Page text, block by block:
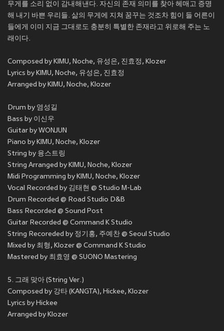
무게를 소리 없이 감내해낸다. 자신의 존재 의미를 찾아 헤매고 증명
해 내기 바쁜 우리들. 삶의 무게에 지쳐 꿈꾸는 것조차 힘이 들 어른이
들에게 이미 지금 그대로도 충분히 특별한 존재라고 위로해 주는 노
래이다.
Composed by KIMU, Noche, 유성은, 진효정, Klozer
Lyrics by KIMU, Noche, 유성은, 진효정
Arranged by KIMU, Noche, Klozer
Drum by 염성길
Bass by 이신우
Guitar by WONJUN
Piano by KIMU, Noche, Klozer
String by 융스트링
String Arranged by KIMU, Noche, Klozer
Midi Programming by KIMU, Noche, Klozer
Vocal Recorded by 김태현 @ Studio M-Lab
Drum Recorded @ Road Studio D&B
Bass Recorded @ Sound Post
Guitar Recorded @ Command K Studio
String Recoreded by 정기홍, 주예찬 @ Seoul Studio
Mixed by 최형, Klozer @ Command K Studio
Mastered by 최효영 @ SUONO Mastering
5. 그래 맞아 (String Ver.)
Composed by 강타 (KANGTA), Hickee, Klozer
Lyrics by Hickee
Arranged by Klozer